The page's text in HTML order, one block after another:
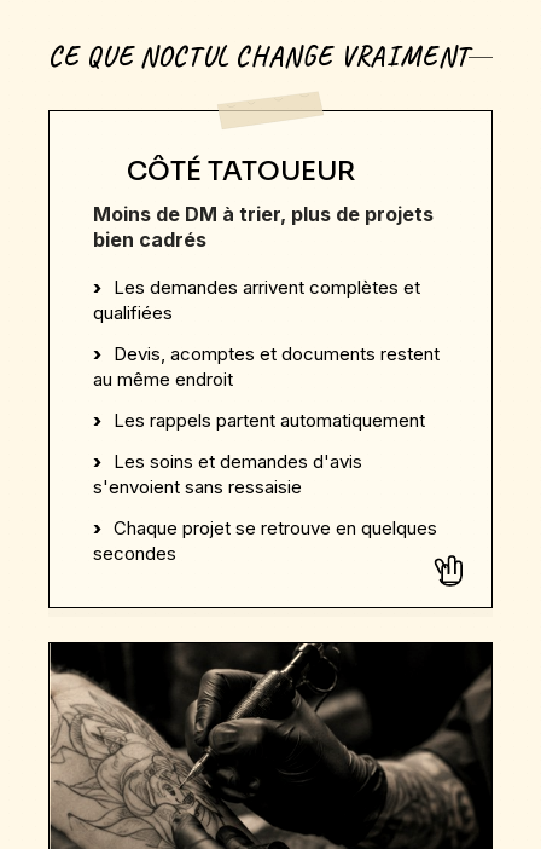
CE QUE NOCTUL CHANGE VRAIMENT
CÔTÉ TATOUEUR
Moins de DM à trier, plus de projets
bien cadrés
Les demandes arrivent complètes et
qualifiées
Devis, acomptes et documents restent
au même endroit
Les rappels partent automatiquement
Les soins et demandes d'avis
s'envoient sans ressaisie
Chaque projet se retrouve en quelques
secondes